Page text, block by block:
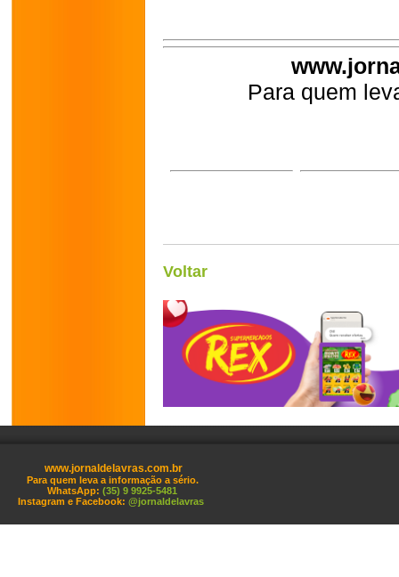
Para quem
Voltar
www.jornaldelavras.com.br
Para quem leva a informação a sério.
WhatsApp: (35) 9 9925-5481
Instagram e Facebook: @jornaldelavras